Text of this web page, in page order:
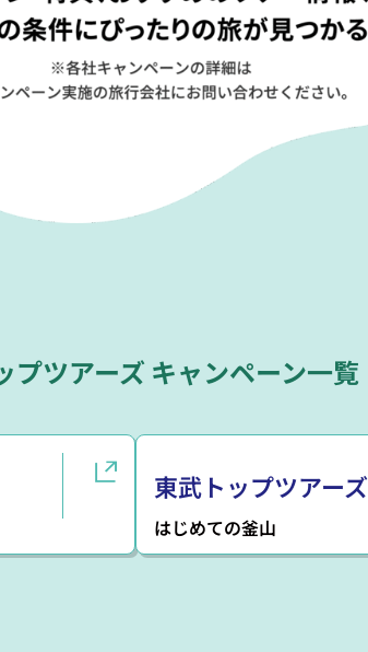
プツアーズ キャンペーン一覧
東武トップツアーズ
はじめての釜山